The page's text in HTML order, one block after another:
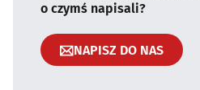
o czymś napisali?
NAPISZ DO NAS